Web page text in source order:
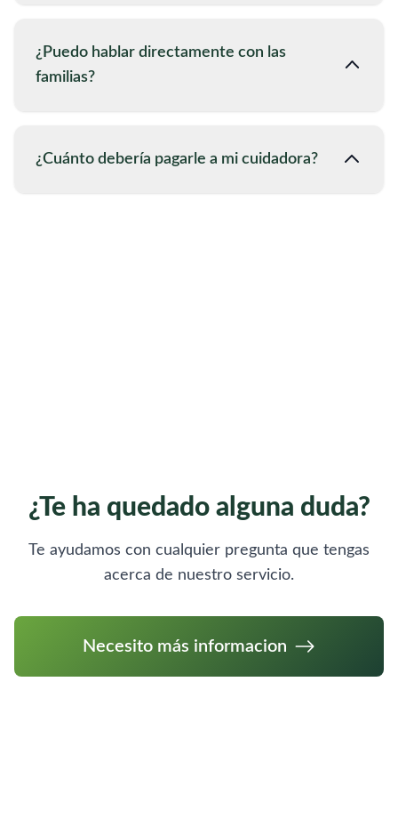
¿Puedo hablar directamente con las
familias?
¿Cuánto debería pagarle a mi cuidadora?
¿Te ha quedado alguna duda?
Te ayudamos con cualquier pregunta que tengas
acerca de nuestro servicio.
Necesito más informacion